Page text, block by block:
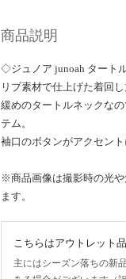
商品説明
◇ジュノア junoah タート
リブ素材で仕上げた着回
緩めのタートルネックな
テム。
袖口のボタンがアクセント
※商品画像は撮影時の光
ます。
こちらはアウトレット品
主にはシーズン落ちの新